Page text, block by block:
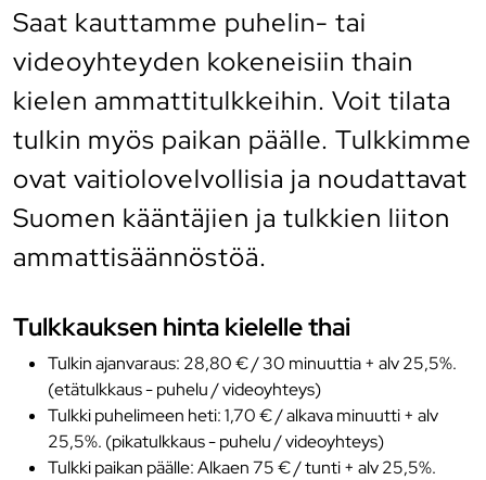
Saat kauttamme puhelin- tai
videoyhteyden kokeneisiin thain
kielen ammattitulkkeihin. Voit tilata
tulkin myös paikan päälle. Tulkkimme
ovat vaitiolovelvollisia ja noudattavat
Suomen kääntäjien ja tulkkien liiton
ammattisäännöstöä.
Tulkkauksen hinta kielelle thai
Tulkin ajanvaraus: 28,80 € / 30 minuuttia + alv 25,5%.
(etätulkkaus - puhelu / videoyhteys)
Tulkki puhelimeen heti: 1,70 € / alkava minuutti + alv
25,5%. (pikatulkkaus - puhelu / videoyhteys)
Tulkki paikan päälle: Alkaen 75 € / tunti + alv 25,5%.